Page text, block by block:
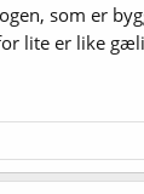
som er
lite er like gæli